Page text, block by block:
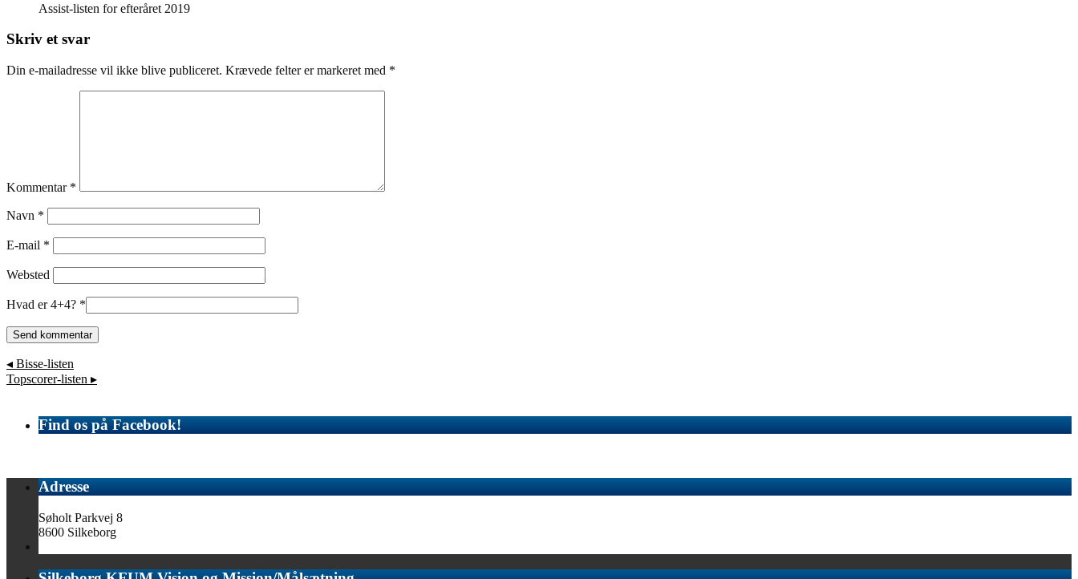
Assist-listen for efteråret 2019
Skriv et svar
Din e-mailadresse vil ikke blive publiceret. Krævede felter er markeret med *
Kommentar *
Navn *
E-mail *
Websted
Hvad er 4+4? *
◂ Bisse-listen
Topscorer-listen ▸
Find os på Facebook!
Adresse
Søholt Parkvej 8
8600 Silkeborg